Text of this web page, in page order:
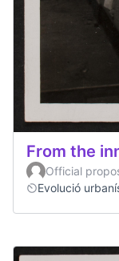
From the
Official
Evolució